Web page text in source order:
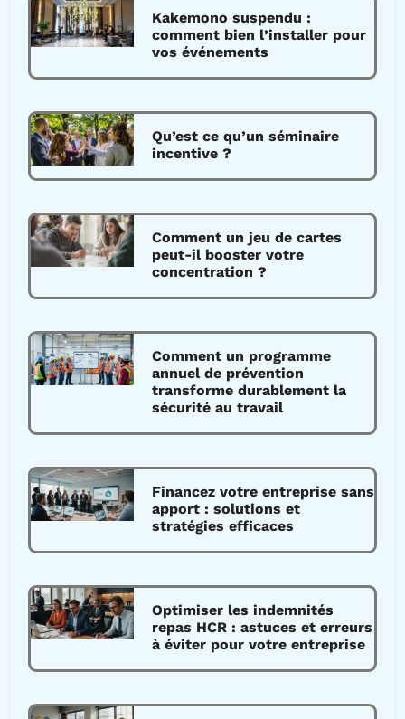
Kakemono suspendu :
comment bien l’installer pour
vos événements
Qu’est ce qu’un séminaire
incentive ?
Comment un jeu de cartes
peut-il booster votre
concentration ?
Comment un programme
annuel de prévention
transforme durablement la
sécurité au travail
Financez votre entreprise sans
apport : solutions et
stratégies efficaces
Optimiser les indemnités
repas HCR : astuces et erreurs
à éviter pour votre entreprise